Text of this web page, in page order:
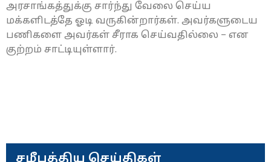
அரசாங்கத்துக்கு சார்ந்து வேலை செய்ய
மக்களிடத்தே ஓடி வருகின்றார்கள். அவர்களுடைய
பணிகளை அவர்கள் சீராக செய்வதில்லை – என
குற்றம் சாட்டியுள்ளார்.
சமீபத்திய செய்திகள்